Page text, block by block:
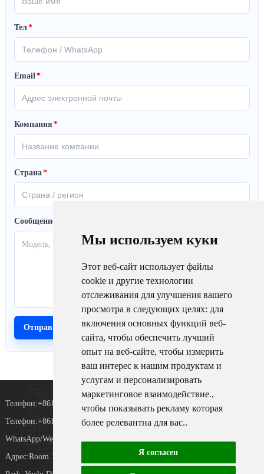
Мы используем куки
Этот веб-сайт использует файлы
cookie и другие технологии
отслеживания для улучшения вашего
просмотра в следующих целях: для
включения основных функций веб-
сайта, чтобы обеспечить лучший
опыт на веб-сайте, чтобы измерить
ваш интерес к нашим продуктам и
услугам и персонализировать
маркетинговое взаимодействие.,
чтобы показывать рекламу которая
более релевантна для вас..
Я согласен
Тел*
Email *
Компания *
Страна*
Сообщение
TiKToK
Телефон:+8615367865107
Телефон:+8618073152920
WhatsApp/WeChat：+8615367865107
Адрес:Room 102, District D, Houhu Industrial